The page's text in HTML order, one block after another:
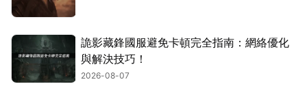
詭影藏鋒國服避免卡頓完全指南：網絡優化
與解決技巧！
2026-08-07